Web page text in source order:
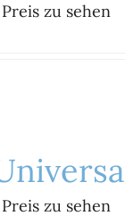
zu sehen
zu sehen